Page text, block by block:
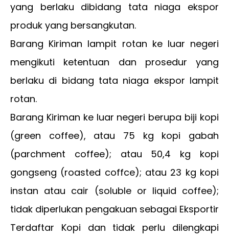
yang berlaku dibidang tata niaga ekspor
produk yang bersangkutan.
Barang Kiriman lampit rotan ke luar negeri
mengikuti ketentuan dan prosedur yang
berlaku di bidang tata niaga ekspor lampit
rotan.
Barang Kiriman ke luar negeri berupa biji kopi
(green coffee), atau 75 kg kopi gabah
(parchment coffee); atau 50,4 kg kopi
gongseng (roasted coffce); atau 23 kg kopi
instan atau cair (soluble or liquid coffee);
tidak diperlukan pengakuan sebagai Eksportir
Terdaftar Kopi dan tidak perlu dilengkapi